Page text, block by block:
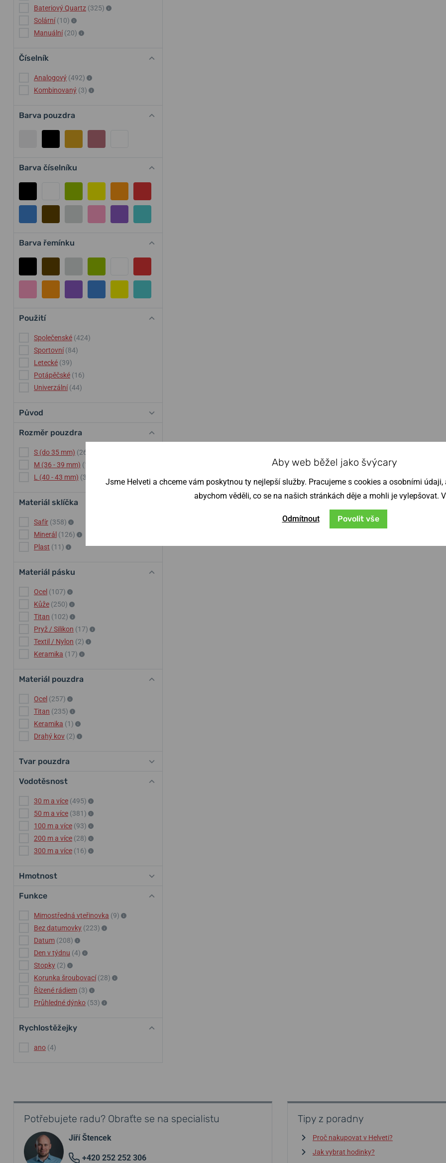
Bateriový Quartz (325)
Solární (10)
Manuální (20)
Číselník
Analogový (492)
Kombinovaný (3)
Barva pouzdra
Barva číselníku
Barva řemínku
Použití
Společenské (424)
Sportovní (84)
Letecké (39)
Potápěčské (16)
Univerzální (44)
Původ
Rozměr pouzdra
S (do 35 mm) (261)
M (36 - 39 mm) (192)
L (40 - 43 mm) (39)
Materiál sklíčka
Safír (358)
Minerál (126)
Plast (11)
Materiál pásku
Ocel (107)
Kůže (250)
Titan (102)
Pryž / Silikon (17)
Textil / Nylon (2)
Keramika (17)
Materiál pouzdra
Ocel (257)
Titan (235)
Keramika (1)
Drahý kov (2)
Tvar pouzdra
Vodotěsnost
30 m a více (495)
50 m a více (381)
100 m a více (93)
200 m a více (28)
300 m a více (16)
Hmotnost
Funkce
Mimostředná vteřinovka (9)
Bez datumovky (223)
Datum (208)
Den v týdnu (4)
Stopky (2)
Korunka šroubovací (28)
Řízené rádiem (3)
Průhledné dýnko (53)
Rychlostěžejky
ano (4)
Potřebujete radu? Obraťte se na specialistu
Jiří Štencek
+420 252 252 306
Tipy z poradny
Proč nakupovat v Helveti?
Jak vybrat hodinky?
Aby web běžel jako švýcary
Jsme Helveti a chceme vám poskytnou ty nejlepší služby. Pracujeme s cookies a osobními
abychom věděli, co se na našich stránkách děje a mohli je vylepšovat.
Odmítnout Povolit vše